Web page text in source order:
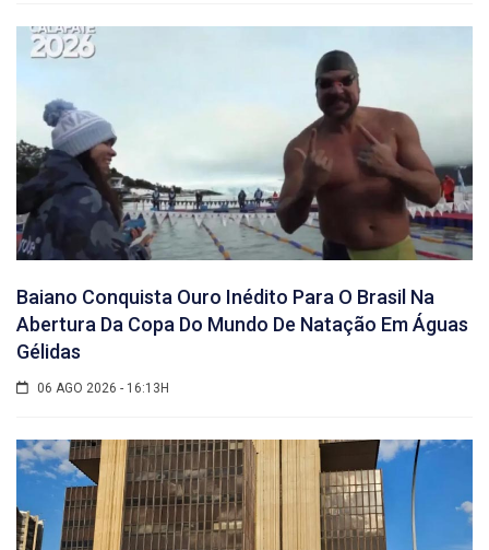
Baiano Conquista Ouro Inédito Para O Brasil Na
Abertura Da Copa Do Mundo De Natação Em Águas
Gélidas
06 AGO 2026 - 16:13H